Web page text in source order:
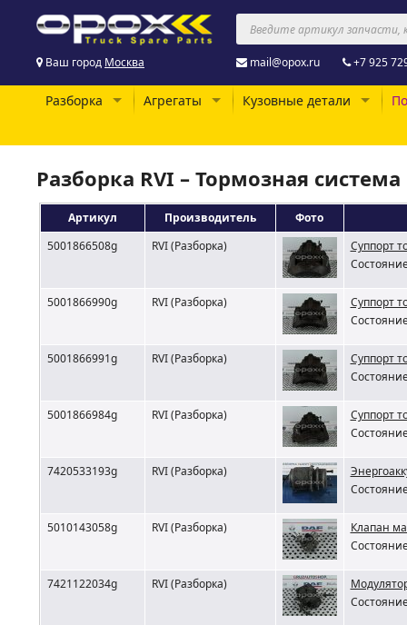
Ваш город Москва mail@opox.ru +7 925
Разборка Агрегаты Кузовные детали
Разборка RVI – Тормозная система
Артикул Производитель
Фото
5001866508g
RVI (Разборка)
Суппорт
5001866990g RVI (Разборка)
Суппорт
5001866991g RVI (Разборка)
Суппорт
5001866984g RVI (Разборка)
Суппорт
7420533193g RVI (Разборка)
5010143058g RVI (Разборка)
Клапан
7421122034g RVI (Разборка)